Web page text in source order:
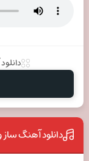
دانلود آهنگ